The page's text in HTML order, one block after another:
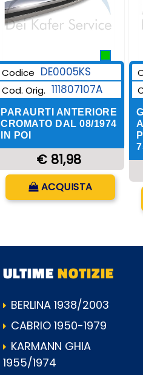
Codice DE0005KS
Cod. Orig. 111807107A
PARAURTI ANTERIORE
CROMATO DAL 08/1974
IN POI
€ 81,98
Quantità
ACQUISTA
ULTIMENOTIZIE
BERLINA 1938/2003
CABRIO 1950-1979
KARMANN GHIA
1955/1974